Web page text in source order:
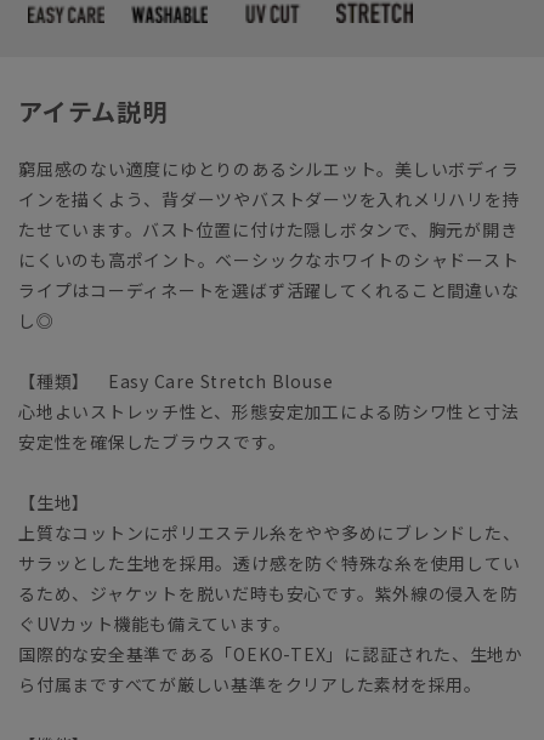
アイテム説明
窮屈感のない適度にゆとりのあるシルエット。美しいボディラ
インを描くよう、背ダーツやバストダーツを入れメリハリを持
たせています。バスト位置に付けた隠しボタンで、胸元が開き
にくいのも高ポイント。ベーシックなホワイトのシャドースト
ライプはコーディネートを選ばず活躍してくれること間違いな
し◎
【種類】 Easy Care Stretch Blouse
心地よいストレッチ性と、形態安定加工による防シワ性と寸法
安定性を確保したブラウスです。
【生地】
上質なコットンにポリエステル糸をやや多めにブレンドした、
サラッとした生地を採用。透け感を防ぐ特殊な糸を使用してい
るため、ジャケットを脱いだ時も安心です。紫外線の侵入を防
ぐUVカット機能も備えています。
国際的な安全基準である「OEKO-TEX」に認証された、生地か
ら付属まですべてが厳しい基準をクリアした素材を採用。